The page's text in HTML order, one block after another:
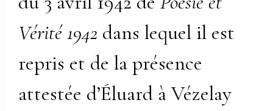
Vérité 1942 dans lequel il est
repris et de la présence
attestée d’Éluard à Vézelay